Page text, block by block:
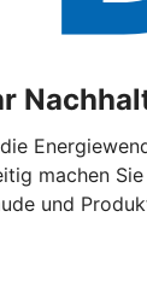
machen
und